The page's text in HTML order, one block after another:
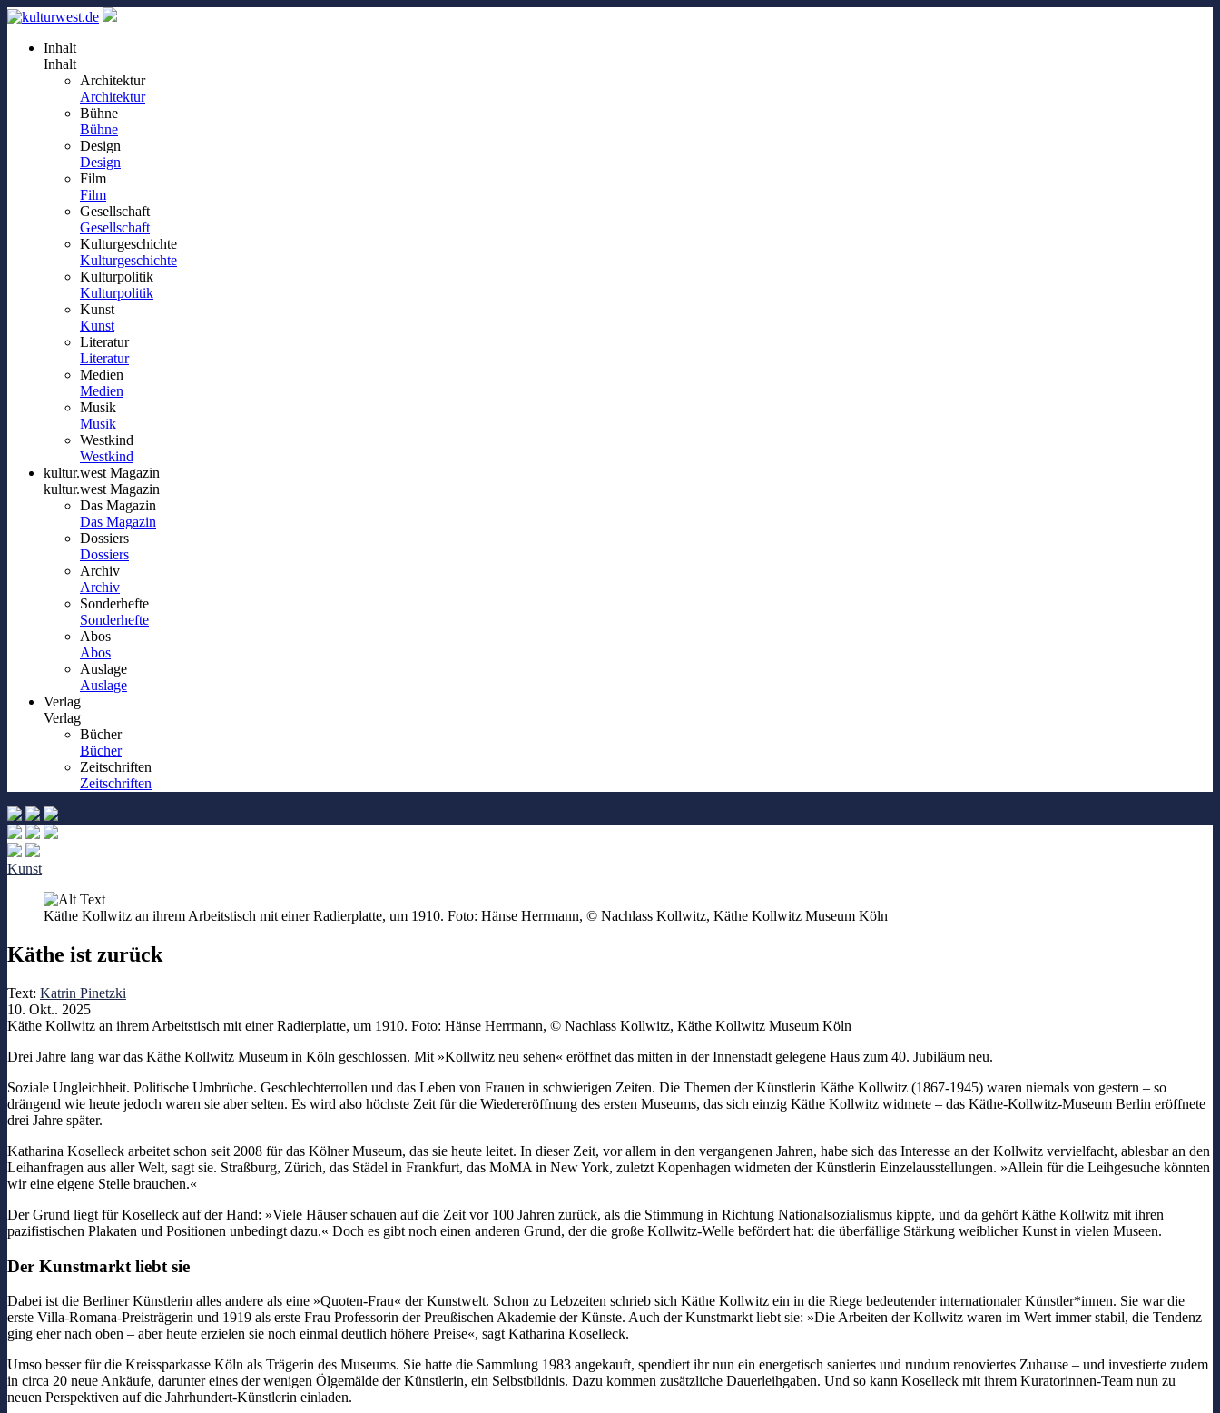
Inhalt
Inhalt
Architektur
Architektur
Bühne
Bühne
Design
Design
Film
Film
Gesellschaft
Gesellschaft
Kulturgeschichte
Kulturgeschichte
Kulturpolitik
Kulturpolitik
Kunst
Kunst
Literatur
Literatur
Medien
Medien
Musik
Musik
Westkind
Westkind
kultur.west Magazin
kultur.west Magazin
Das Magazin
Das Magazin
Dossiers
Dossiers
Archiv
Archiv
Sonderhefte
Sonderhefte
Abos
Abos
Auslage
Auslage
Verlag
Verlag
Bücher
Bücher
Zeitschriften
Zeitschriften
Kunst
Käthe Kollwitz an ihrem Arbeitstisch mit einer Radierplatte, um 1910. Foto: Hänse Herrmann, © Nachlass Kollwitz, Käthe Kollwitz Museum Köln
Käthe ist zurück
Text: Katrin Pinetzki
10. Okt.. 2025
Käthe Kollwitz an ihrem Arbeitstisch mit einer Radierplatte, um 1910. Foto: Hänse Herrmann, © Nachlass Kollwitz, Käthe Kollwitz Museum Köln
Drei Jahre lang war das Käthe Kollwitz Museum in Köln geschlossen. Mit »Kollwitz neu sehen« eröffnet das mitten in der Innenstadt gelegene Haus zum 40. Jubiläum neu.
Soziale Ungleichheit. Politische Umbrüche. Geschlechterrollen und das Leben von Frauen in schwierigen Zeiten. Die Themen der Künstlerin Käthe Kollwitz (1867-1945) waren niemals von gestern – so
drängend wie heute jedoch waren sie aber selten. Es wird also höchste Zeit für die Wiedereröffnung des ersten Museums, das sich einzig Käthe Kollwitz widmete – das Käthe-Kollwitz-Museum Berlin eröffnete
drei Jahre später.
Katharina Koselleck arbeitet schon seit 2008 für das Kölner Museum, das sie heute leitet. In dieser Zeit, vor allem in den vergangenen Jahren, habe sich das Interesse an der Kollwitz vervielfacht, ablesbar an den
Leihanfragen aus aller Welt, sagt sie. Straßburg, Zürich, das Städel in Frankfurt, das MoMA in New York, zuletzt Kopenhagen widmeten der Künstlerin Einzelausstellungen. »Allein für die Leihgesuche könnten
wir eine eigene Stelle brauchen.«
Der Grund liegt für Koselleck auf der Hand: »Viele Häuser schauen auf die Zeit vor 100 Jahren zurück, als die Stimmung in Richtung Nationalsozialismus kippte, und da gehört Käthe Kollwitz mit ihren
pazifistischen Plakaten und Positionen unbedingt dazu.« Doch es gibt noch einen anderen Grund, der die große Kollwitz-Welle befördert hat: die überfällige Stärkung weiblicher Kunst in vielen Museen.
Der Kunstmarkt liebt sie
Dabei ist die Berliner Künstlerin alles andere als eine »Quoten-Frau« der Kunstwelt. Schon zu Lebzeiten schrieb sich Käthe Kollwitz ein in die Riege bedeutender internationaler Künstler*innen. Sie war die
erste Villa-Romana-Preisträgerin und 1919 als erste Frau Professorin der Preußischen Akademie der Künste. Auch der Kunstmarkt liebt sie: »Die Arbeiten der Kollwitz waren im Wert immer stabil, die Tendenz
ging eher nach oben – aber heute erzielen sie noch einmal deutlich höhere Preise«, sagt Katharina Koselleck.
Umso besser für die Kreissparkasse Köln als Trägerin des Museums. Sie hatte die Sammlung 1983 angekauft, spendiert ihr nun ein energetisch saniertes und rundum renoviertes Zuhause – und investierte zudem
in circa 20 neue Ankäufe, darunter eines der wenigen Ölgemälde der Künstlerin, ein Selbstbildnis. Dazu kommen zusätzliche Dauerleihgaben. Und so kann Koselleck mit ihrem Kuratorinnen-Team nun zu
neuen Perspektiven auf die Jahrhundert-Künstlerin einladen.